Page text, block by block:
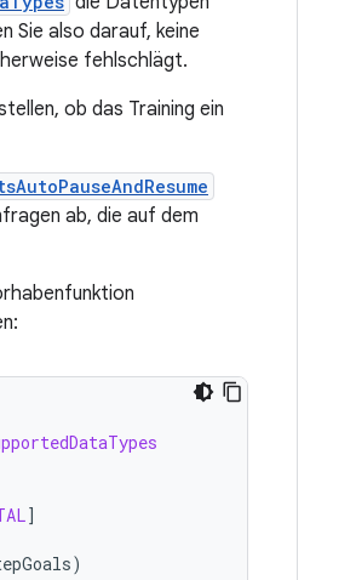
Sie also darauf, keine
fehlschlägt.
ob das Training ein
ab, die auf dem
]
)